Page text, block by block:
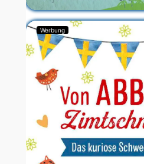
Werbung